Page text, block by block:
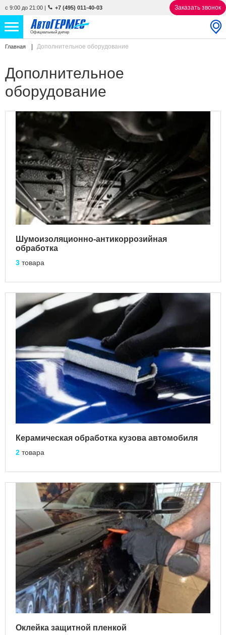
с 9:00 до 21:00 | +7 (495) 011-40-03 Заказать звонок
Официальный дилер
НОВЫЕ АВТОМОБИЛИ 4788 авто
С ПРОБЕГОМ 837 авто
СЕРВИС
УСЛУГИ
АКЦИИ
О КОМПАНИИ
КОНТАКТЫ
Избранное
Сравнение
Личный кабинет
Главная Дополнительное оборудование
Дополнительное
оборудование
Шумоизоляционно-антикоррозийная
обработка
3 товара
Керамическая обработка кузова автомобиля
2 товара
Оклейка защитной пленкой